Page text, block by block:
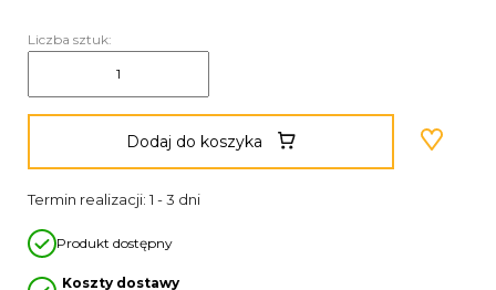
Liczba sztuk:
Dodaj do koszyka
Termin realizacji: 1 - 3 dni
Produkt dostępny
Koszty dostawy